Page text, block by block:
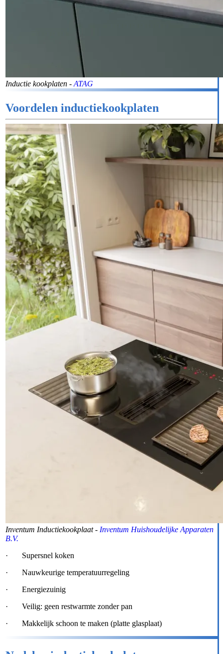
Inductie kookplaten - ATAG
Voordelen inductiekookplaten
Inventum Inductiekookplaat - Inventum Huishoudelijke Apparaten
B.V.
· Supersnel koken
· Nauwkeurige temperatuurregeling
· Energiezuinig
· Veilig: geen restwarmte zonder pan
· Makkelijk schoon te maken (platte glasplaat)